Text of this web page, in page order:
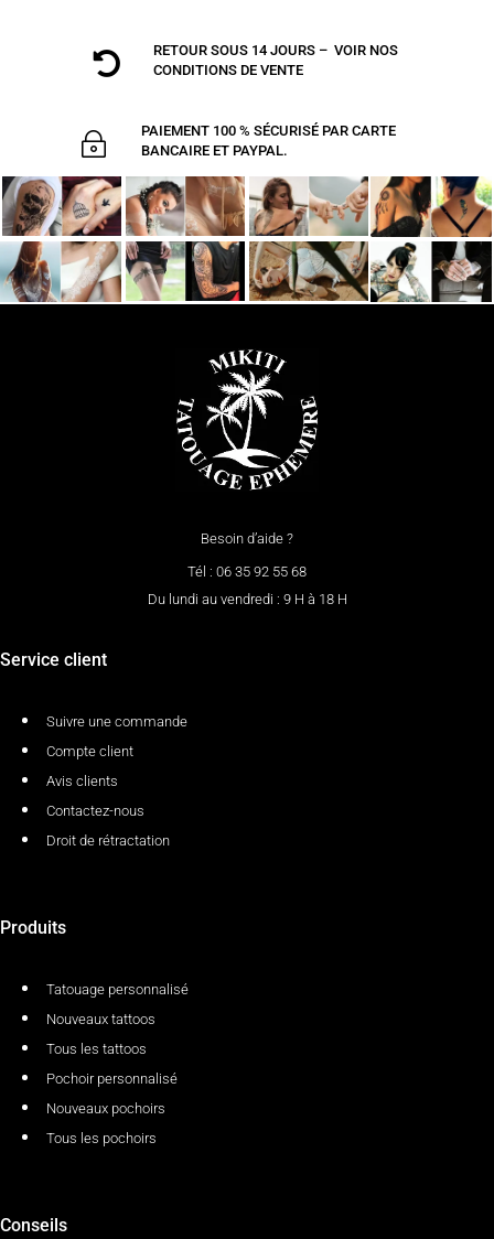

RETOUR SOUS 14 JOURS – VOIR NOS
CONDITIONS DE VENTE
~
PAIEMENT 100 % SÉCURISÉ PAR CARTE
BANCAIRE ET PAYPAL.
Besoin d’aide ?
Tél : 06 35 92 55 68
Du lundi au vendredi : 9 H à 18 H
Service client
Suivre une commande
Compte client
Avis clients
Contactez-nous
Droit de rétractation
Produits
Tatouage personnalisé
Nouveaux tattoos
Tous les tattoos
Pochoir personnalisé
Nouveaux pochoirs
Tous les pochoirs
Conseils